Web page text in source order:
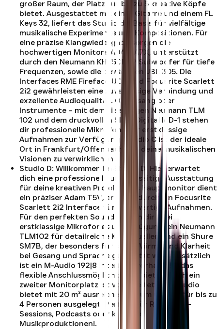
großer Raum, der Platz für bis zu 5 kreative Köpfe
bietet. Ausgestattet mit einer Gitarre und einem FL
Keys 32, liefert das Studio die Basis für vielfältige
musikalische Experimente und Kompositionen. Für
eine präzise Klangwiedergabe sorgen die
hochwertigen Monitore ADAM A7X, unterstützt
durch den Neumann KH750DSP Subwoofer für tiefe
Frequenzen, sowie die bewährten JBL 305. Die
Interfaces RME Fireface UCX und Focusrite Scarlett
2i2 gewährleisten eine zuverlässige Verbindung und
exzellente Audioqualität. Ob Gesang oder
Instrumente – mit dem vielseitigen Neumann TLM
102 und dem druckvollen Slate Digital MD-1 stehen
dir professionelle Mikrofone für erstklassige
Aufnahmen zur Verfügung. Studio C ist der ideale
Ort in Frankfurt/Offenbach, um deine musikalischen
Visionen zu verwirklichen.
Studio D: Willkommen im Studio D! Hier erwartet
dich eine professionelle und vielseitige Ausstattung
für deine kreativen Projekte. Als Hauptmonitor dient
ein präziser Adam T5V, ergänzt durch ein Focusrite
Scarlett 2i2 Interface für hochwertige Aufnahmen.
Für den perfekten Sound stehen dir zwei
erstklassige Mikrofone zur Verfügung: ein Neumann
TLM102 für detailreiche Klangquellen und ein Shure
SM7B, der besonders für seine Wärme und Klarheit
bei Gesang und Sprache geschätzt wird. Zusätzlich
ist ein M-Audio 192|8 Interface vorhanden, das
flexible Anschlussmöglichkeiten bietet. Auch ein
zweiter Monitorplatz ist vorbereitet. Das Studio
bietet mit 20 m² ausreichend Raum und ist für bis zu
4 Personen ausgelegt. Perfekt für Recording-
Sessions, Podcasts oder kleinere
Musikproduktionen!.